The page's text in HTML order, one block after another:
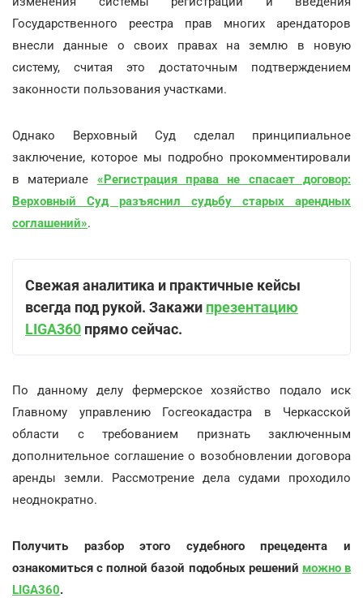
Государственного реестра прав многих арендаторов
внесли данные о своих правах на землю в новую
систему, считая это достаточным подтверждением
законности пользования участками.
Однако Верховный Суд сделал принципиальное
заключение, которое мы подробно прокомментировали
в материале «Регистрация права не спасает договор:
Верховный Суд разъяснил судьбу старых арендных
соглашений».
Свежая аналитика и практичные кейсы
всегда под рукой. Закажи презентацию
LIGA360 прямо сейчас.
По данному делу фермерское хозяйство подало иск
Главному управлению Госгеокадастра в Черкасской
области с требованием признать заключенным
дополнительное соглашение о возобновлении договора
аренды земли. Рассмотрение дела судами проходило
неоднократно.
Получить разбор этого судебного прецедента и
ознакомиться с полной базой подобных решений можно в
LIGA360.